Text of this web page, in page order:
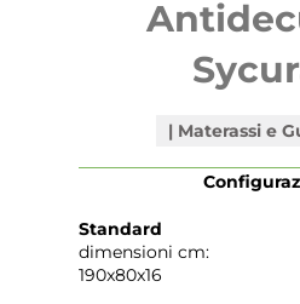
Materassi e
Standard
dimensioni cm:
190x80x16